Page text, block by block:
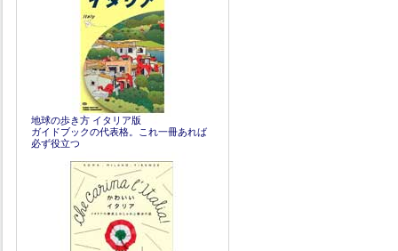
地球の歩き方 イタリア版
ガイドブックの代表格。これ一冊あれば
必ず役立つ